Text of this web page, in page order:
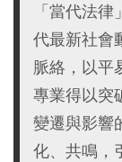
「當代法
代最新社會
脈絡，以平
專業得以突
變遷與影響
化、共鳴，